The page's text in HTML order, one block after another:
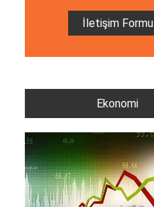
İletişim Formu
Ekonomi